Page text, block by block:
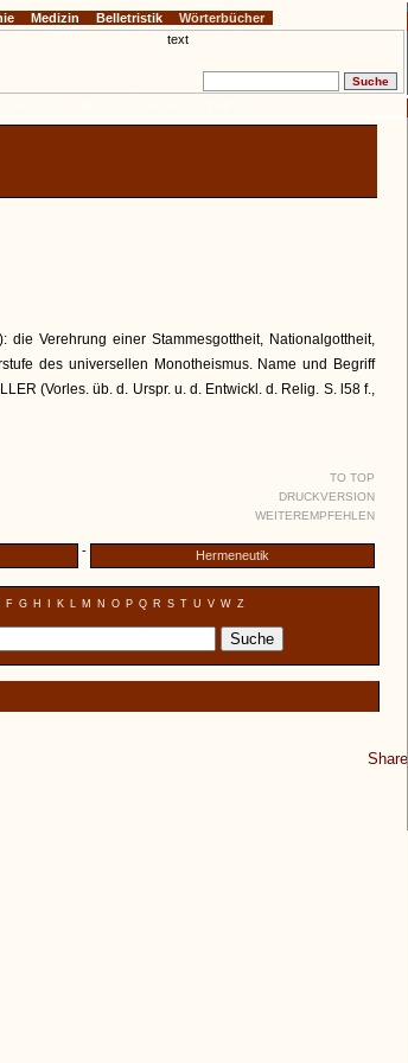
): die Verehrung einer Stammesgottheit, Nationalgottheit,
des universellen Monotheismus. Name und Begriff
(Vorles. üb. d. Urspr. u. d. Entwickl. d. Relig. S. l58 f.,
TO TOP
DRUCKVERSION
WEITEREMPFEHLEN
- Hermeneutik
F G H K L M N O P Q R S T U V W Z
Share
Medizin Belletristik Wörterbücher